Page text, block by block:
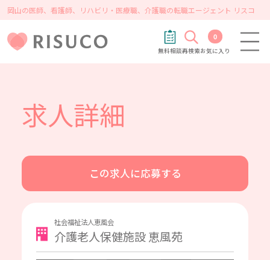
岡山の医師、看護師、リハビリ・医療職、介護職の転職エージェント リスコ
無料相談再検索
0
お気に入り
求人詳細
この求人に応募する
社会福祉法人恵風会
介護老人保健施設 恵風苑